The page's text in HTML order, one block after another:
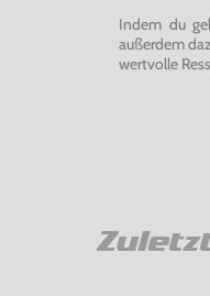
Indem du
außerdem
wertvolle